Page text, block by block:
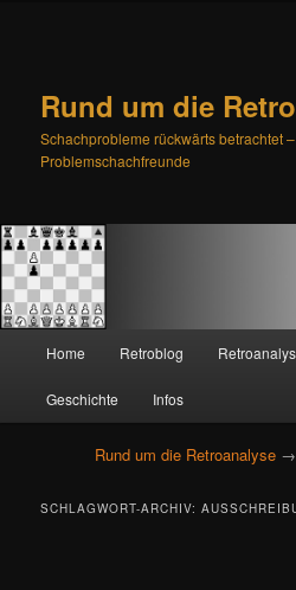
Rund um die
Schachprobleme rückwärts betrachtet
Problemschachfreunde
Zum
primären
Inhalt
springen
Zum
sekundären
Inhalt
springen
Home Retroblog
Geschichte Infos
Rund um die Retroanalyse →
SCHLAGWORT-ARCHIV: